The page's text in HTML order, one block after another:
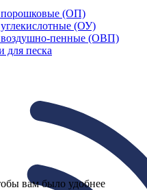
(ОП)
(ОУ)
пенные (ОВП)
песка
вам было удобнее